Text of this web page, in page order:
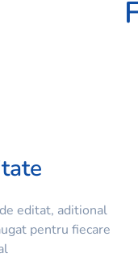
editat, aditional
pentru fiecare